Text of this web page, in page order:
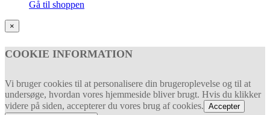
Gå til shoppen
×
COOKIE INFORMATION
Vi bruger cookies til at personalisere din brugeroplevelse og til at
undersøge, hvordan vores hjemmeside bliver brugt. Hvis du klikker
videre på siden, accepterer du vores brug af cookies. Accepter